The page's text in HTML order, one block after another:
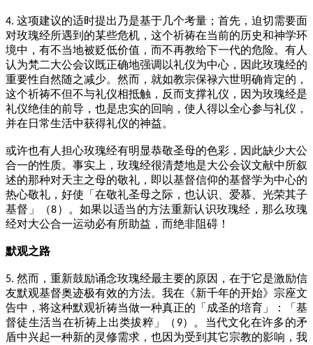
4. 这项建议的适时提出乃是基于几个考量；首先，迫切需要面
对玫瑰经所遇到的某些危机，这个祈祷在当前的历史和神学环
境中，有不当地被贬低价值，而不再教给下一代的危险。有人
认为梵二大公会议既正确地强调以礼仪为中心，因此玫瑰经的
重要性自然随之减少。然而，就如教宗保禄六世明确肯定的，
这个祈祷不但不与礼仪相抵触，反而支撑礼仪，因为玫瑰经是
礼仪绝佳的前导，也是忠实的回响，使人得以全心参与礼仪，
并在日常生活中获得礼仪的神益。
或许也有人担心玫瑰经有明显恭敬圣母的色彩，因此缺少大公
合一的性质。事实上，玫瑰经很清楚地是大公会议文献中所叙
述的那种对天主之母的敬礼，即以基督信仰的基督学为中心的
热心敬礼，好使「在敬礼圣母之际，也认识、爱慕、光荣其子
基督」（8）。如果以适当的方法重新认识玫瑰经，那么玫瑰
经对大公合一运动必有所助益，而绝非阻碍！
默观之路
5. 然而，重新鼓励诵念玫瑰经最主要的原因，在于它是激励信
友默观基督奥迹极有效的方法。我在《新千年的开始》宗座文
告中，将这种默观祈祷当做一种真正的「成圣的培育」：「基
督徒生活当在祈祷上出类拔粹」（ 9）。当代文化在许多的矛
盾中兴起一种新的灵修需求，也因为受到其它宗教的影响，我